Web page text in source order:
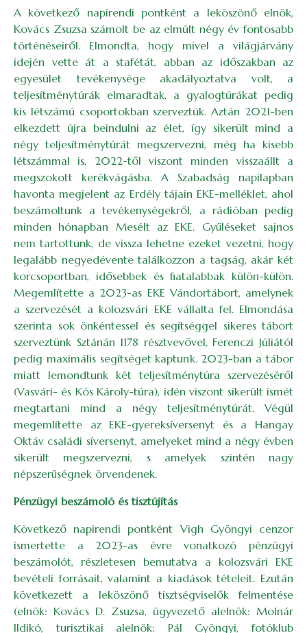
A következő napirendi pontként a leköszönő elnök,
Kovács Zsuzsa számolt be az elmúlt négy év fontosabb
történéseiről. Elmondta, hogy mivel a világjárvány
idején vette át a stafétát, abban az időszakban az
egyesület tevékenysége akadályoztatva volt, a
teljesítménytúrák elmaradtak, a gyalogtúrákat pedig
kis létszámú csoportokban szerveztük. Aztán 2021-ben
elkezdett újra beindulni az élet, így sikerült mind a
négy teljesítménytúrát megszervezni, még ha kisebb
létszámmal is, 2022-től viszont minden visszaállt a
megszokott kerékvágásba. A Szabadság napilapban
havonta megjelent az Erdély tájain EKE-melléklet, ahol
beszámoltunk a tevékenységekről, a rádióban pedig
minden hónapban Mesélt az EKE. Gyűléseket sajnos
nem tartottunk, de vissza lehetne ezeket vezetni, hogy
legalább negyedévente találkozzon a tagság, akár két
korcsoportban, idősebbek és fiatalabbak külön-külön.
Megemlítette a 2023-as EKE Vándortábort, amelynek
a szervezését a kolozsvári EKE vállalta fel. Elmondása
szerinta sok önkéntessel és segítséggel sikeres tábort
szerveztünk Sztánán 1178 résztvevővel, Ferenczi Júliától
pedig maximális segítséget kaptunk. 2023-ban a tábor
miatt lemondtunk két teljesítménytúra szervezéséről
(Vasvári- és Kós Károly-túra), idén viszont sikerült ismét
megtartani mind a négy teljesítménytúrát. Végül
megemlítette az EKE-gyereksíversenyt és a Hangay
Oktáv családi síversenyt, amelyeket mind a négy évben
sikerült megszervezni, s amelyek szintén nagy
népszerűségnek örvendenek.
Pénzügyi beszámoló és tisztújítás
Következő napirendi pontként Vigh Gyöngyi cenzor
ismertette a 2023-as évre vonatkozó pénzügyi
beszámolót, részletesen bemutatva a kolozsvári EKE
bevételi forrásait, valamint a kiadások tételeit. Ezután
következett a leköszönő tisztségviselők felmentése
(elnök: Kovács D. Zsuzsa, ügyvezető alelnök: Molnár
Ildikó, turisztikai alelnök: Pál Gyöngyi, fotóklub